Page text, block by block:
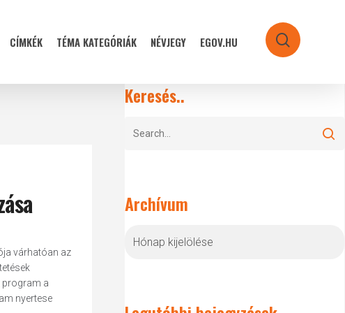
CÍMKÉK TÉMA KATEGÓRIÁK NÉVJEGY EGOV.HU search
várhatóan az
program a
nyertese
Keresés..
Archívum